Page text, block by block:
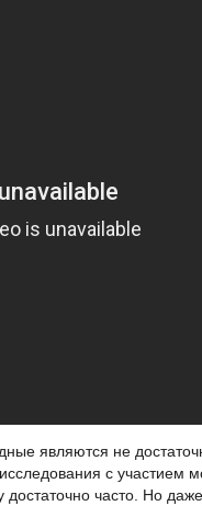
являются не
с участием
часто. Но